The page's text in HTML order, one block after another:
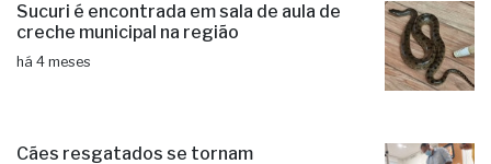
Sucuri é encontrada em sala de aula de
creche municipal na região
há 4 meses
Cães resgatados se tornam